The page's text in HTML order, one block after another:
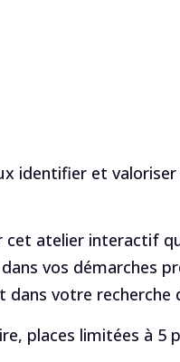
identifier et
cet atelier interactif
vos démarches
dans votre recherche
places limitées à 5